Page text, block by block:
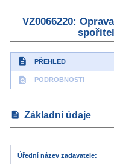
VZ0066220:
description PŘEHLED
find_in_page PODROBNOSTI
description Základní údaje
Úřední název zadavatele